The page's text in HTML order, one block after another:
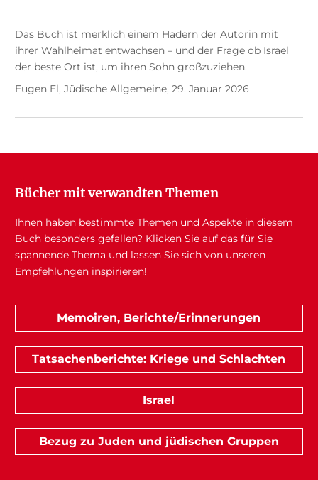
Das Buch ist merklich einem Hadern der Autorin mit
ihrer Wahlheimat entwachsen – und der Frage ob Israel
der beste Ort ist, um ihren Sohn großzuziehen.
Eugen El, Jüdische Allgemeine, 29. Januar 2026
Bücher mit verwandten Themen
Ihnen haben bestimmte Themen und Aspekte in diesem
Buch besonders gefallen? Klicken Sie auf das für Sie
spannende Thema und lassen Sie sich von unseren
Empfehlungen inspirieren!
Memoiren, Berichte/Erinnerungen
Tatsachenberichte: Kriege und Schlachten
Israel
Bezug zu Juden und jüdischen Gruppen